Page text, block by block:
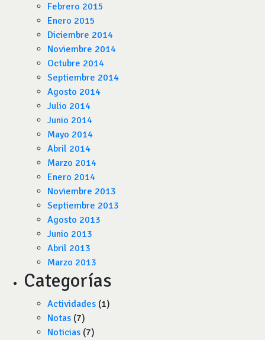
Febrero 2015
Enero 2015
Diciembre 2014
Noviembre 2014
Octubre 2014
Septiembre 2014
Agosto 2014
Julio 2014
Junio 2014
Mayo 2014
Abril 2014
Marzo 2014
Enero 2014
Noviembre 2013
Septiembre 2013
Agosto 2013
Junio 2013
Abril 2013
Marzo 2013
Categorías
Actividades (1)
Notas (7)
Noticias (7)